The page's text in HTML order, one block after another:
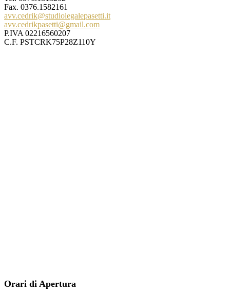
Fax. 0376.1582161
avv.cedrik@studiolegalepasetti.it
avv.cedrikpasetti@gmail.com
P.IVA 02216560207
C.F. PSTCRK75P28Z110Y
Orari di Apertura